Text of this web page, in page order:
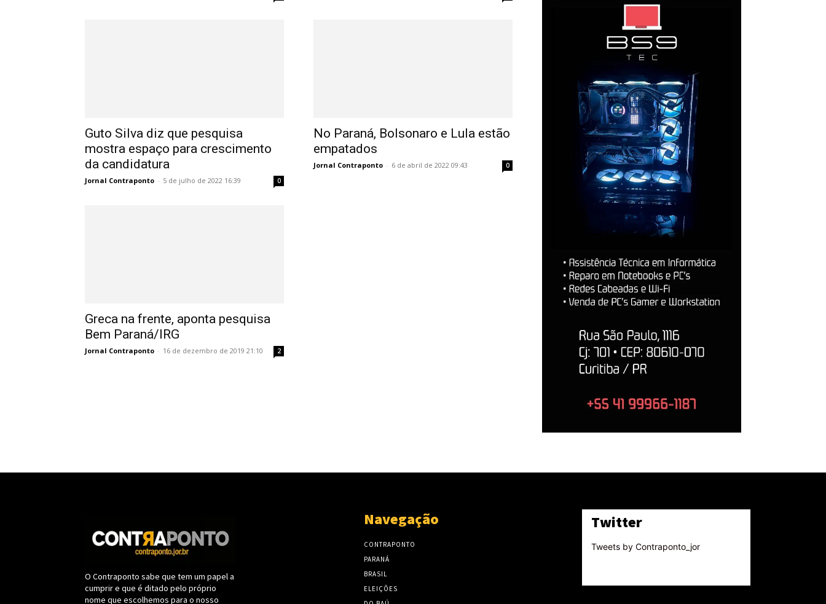
Guto Silva diz que pesquisa
mostra espaço para crescimento
da candidatura
Jornal Contraponto - 5 de julho de 2022 16:39 0
No Paraná, Bolsonaro e Lula estão
empatados
Jornal Contraponto - 6 de abril de 2022 09:43 0
Greca na frente, aponta pesquisa
Bem Paraná/IRG
Jornal Contraponto - 16 de dezembro de 2019 21:10 2
O Contraponto sabe que tem um papel a
cumprir e que é ditado pelo próprio
nome que escolhemos para o nosso
Navegação
CONTRAPONTO
PARANÁ
BRASIL
ELEIÇÕES
Twitter
Tweets by Contraponto_jor